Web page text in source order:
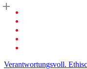
Zum
Hauptinhalt
springen
Verantwortungsvoll.